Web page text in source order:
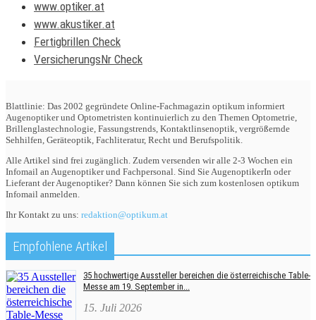
www.optiker.at
www.akustiker.at
Fertigbrillen Check
VersicherungsNr Check
Blattlinie: Das 2002 gegründete Online-Fachmagazin optikum informiert
Augenoptiker und Optometristen kontinuierlich zu den Themen Optometrie,
Brillenglastechnologie, Fassungstrends, Kontaktlinsenoptik, vergrößernde
Sehhilfen, Geräteoptik, Fachliteratur, Recht und Berufspolitik.
Alle Artikel sind frei zugänglich. Zudem versenden wir alle 2-3 Wochen ein
Infomail an Augenoptiker und Fachpersonal. Sind Sie AugenoptikerIn oder
Lieferant der Augenoptiker? Dann können Sie sich zum kostenlosen optikum
Infomail anmelden.
Ihr Kontakt zu uns: redaktion@optikum.at
Empfohlene Artikel
35 hochwertige Aussteller bereichen die österreichische Table-
Messe am 19. September in...
15. Juli 2026